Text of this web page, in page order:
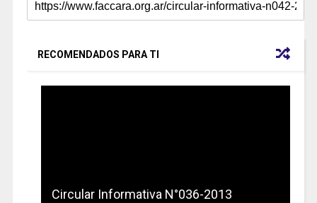
RECOMENDADOS PARA TI
Circular Informativa N°036-2013